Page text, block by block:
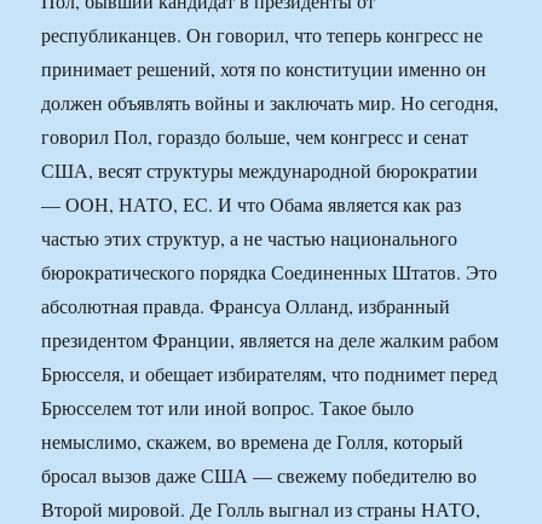
республиканцев. Он говорил, что теперь конгресс не
принимает решений, хотя по конституции именно он
должен объявлять войны и заключать мир. Но сегодня,
говорил Пол, гораздо больше, чем конгресс и сенат
США, весят структуры международной бюрократии
— ООН, НАТО, ЕС. И что Обама является как раз
частью этих структур, а не частью национального
бюрократического порядка Соединенных Штатов. Это
абсолютная правда. Франсуа Олланд, избранный
президентом Франции, является на деле жалким рабом
Брюсселя, и обещает избирателям, что поднимет перед
Брюсселем тот или иной вопрос. Такое было
немыслимо, скажем, во времена де Голля, который
бросал вызов даже США — свежему победителю во
Второй мировой. Де Голль выгнал из страны НАТО,